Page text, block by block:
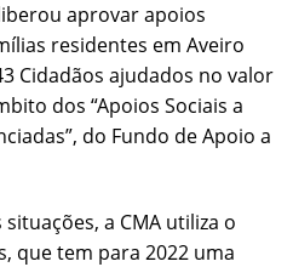
aprovar apoios
residentes em Aveiro
Cidadãos ajudados no valor
dos “Apoios Sociais a
do Fundo de Apoio a
a CMA utiliza o
que tem para 2022 uma